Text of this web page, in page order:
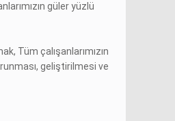
güler yüzlü
Tüm çalışanlarımızın
geliştirilmesi ve